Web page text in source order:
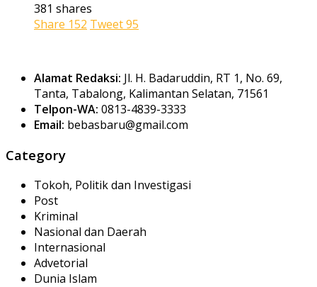
381 shares
Share 152 Tweet95
Alamat Redaksi: Jl. H. Badaruddin, RT 1, No. 69,
Tanta, Tabalong, Kalimantan Selatan, 71561
Telpon-WA: 0813-4839-3333
Email: bebasbaru@gmail.com
Category
Tokoh, Politik dan Investigasi
Post
Kriminal
Nasional dan Daerah
Internasional
Advetorial
Dunia Islam